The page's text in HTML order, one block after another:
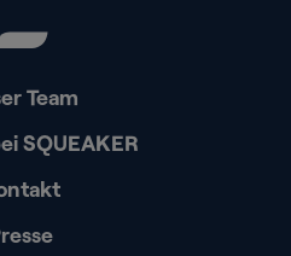
Team
SQUEAKER